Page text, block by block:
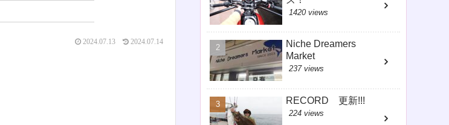
2024.07.13 2024.07.14
1420 views
Niche Dreamers
Market
237 views
RECORD 更新!!!
224 views